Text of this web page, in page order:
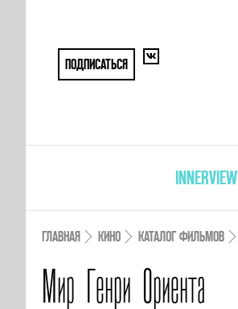
ПОДПИСАТЬСЯ
INNERVIEW
ГЛАВНАЯ КИНО КАТАЛОГ ФИЛЬМОВ
Мир Генри Ориента